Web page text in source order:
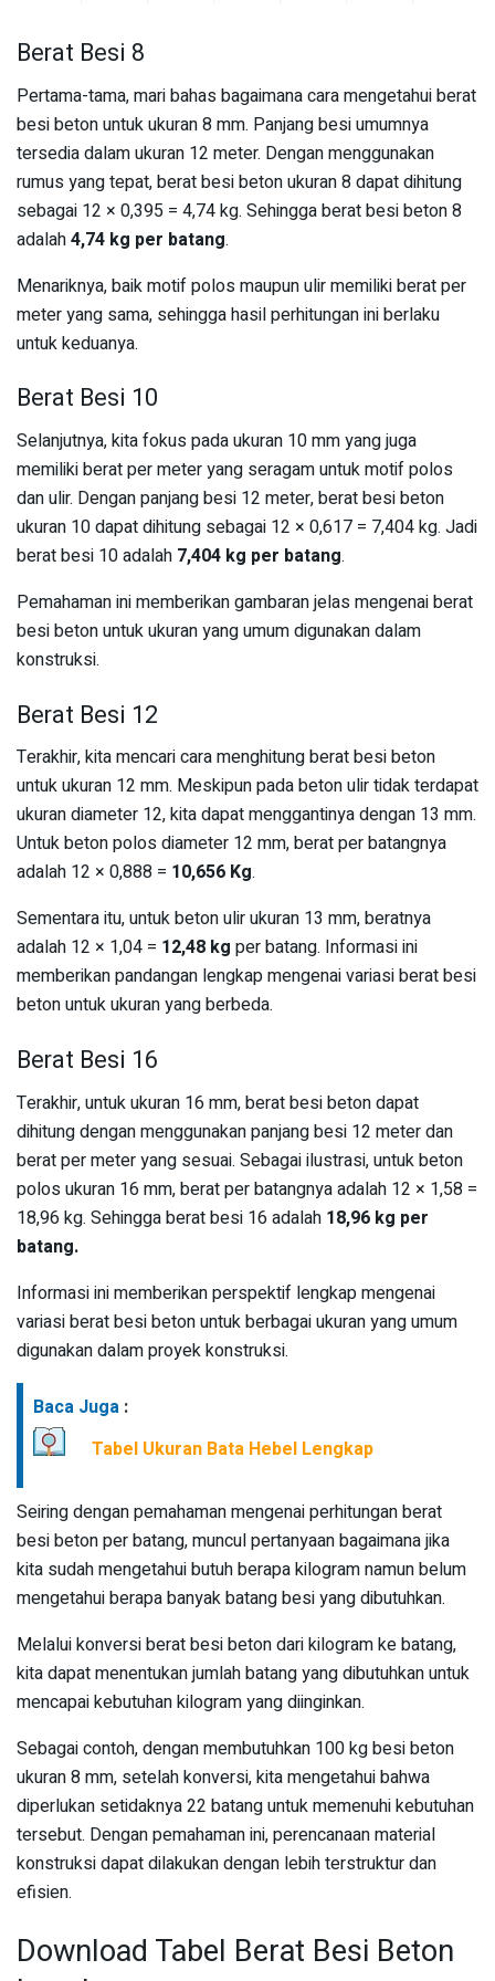
Berat Besi 8
Pertama-tama, mari bahas bagaimana cara mengetahui berat
besi beton untuk ukuran 8 mm. Panjang besi umumnya
tersedia dalam ukuran 12 meter. Dengan menggunakan
rumus yang tepat, berat besi beton ukuran 8 dapat dihitung
sebagai 12 × 0,395 = 4,74 kg. Sehingga berat besi beton 8
adalah4,74 kg per batang.
Menariknya, baik motif polos maupun ulir memiliki berat per
meter yang sama, sehingga hasil perhitungan ini berlaku
untuk keduanya.
Berat Besi 10
Selanjutnya, kita fokus pada ukuran 10 mm yang juga
memiliki berat per meter yang seragam untuk motif polos
dan ulir. Dengan panjang besi 12 meter, berat besi beton
ukuran 10 dapat dihitung sebagai 12 × 0,617 = 7,404 kg. Jadi
berat besi 10 adalah 7,404 kg per batang.
Pemahaman ini memberikan gambaran jelas mengenai berat
besi beton untuk ukuran yang umum digunakan dalam
konstruksi.
Berat Besi 12
Terakhir, kita mencari cara menghitung berat besi beton
untuk ukuran 12 mm. Meskipun pada beton ulir tidak terdapat
ukuran diameter 12, kita dapat menggantinya dengan 13 mm.
Untuk beton polos diameter 12 mm, berat per batangnya
adalah 12 × 0,888 = 10,656 Kg.
Sementara itu, untuk beton ulir ukuran 13 mm, beratnya
adalah 12 × 1,04 = 12,48 kg per batang. Informasi ini
memberikan pandangan lengkap mengenai variasi berat besi
beton untuk ukuran yang berbeda.
Berat Besi 16
Terakhir, untuk ukuran 16 mm, berat besi beton dapat
dihitung dengan menggunakan panjang besi 12 meter dan
berat per meter yang sesuai. Sebagai ilustrasi, untuk beton
polos ukuran 16 mm, berat per batangnya adalah 12 × 1,58 =
18,96 kg. Sehingga berat besi 16 adalah 18,96 kg per
batang.
Informasi ini memberikan perspektif lengkap mengenai
variasi berat besi beton untuk berbagai ukuran yang umum
digunakan dalam proyek konstruksi.
Baca Juga :
Tabel Ukuran Bata Hebel Lengkap
Seiring dengan pemahaman mengenai perhitungan berat
besi beton per batang, muncul pertanyaan bagaimana jika
kita sudah mengetahui butuh berapa kilogram namun belum
mengetahui berapa banyak batang besi yang dibutuhkan.
Melalui konversi berat besi beton dari kilogram ke batang,
kita dapat menentukan jumlah batang yang dibutuhkan untuk
mencapai kebutuhan kilogram yang diinginkan.
Sebagai contoh, dengan membutuhkan 100 kg besi beton
ukuran 8 mm, setelah konversi, kita mengetahui bahwa
diperlukan setidaknya 22 batang untuk memenuhi kebutuhan
tersebut. Dengan pemahaman ini, perencanaan material
konstruksi dapat dilakukan dengan lebih terstruktur dan
efisien.
Download Tabel Berat Besi Beton